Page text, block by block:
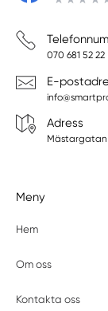
070 681 52 22
E-
Adress
Mästargatan
Meny
Hem
Om oss
Kontakta oss